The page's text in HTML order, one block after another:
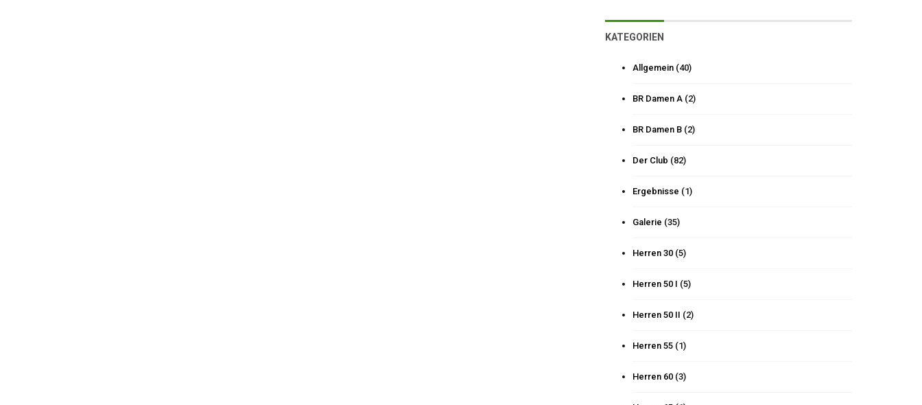
KATEGORIEN
Allgemein (40)
BR Damen A (2)
BR Damen B (2)
Der Club (82)
Ergebnisse (1)
Galerie (35)
Herren 30 (5)
Herren 50 I (5)
Herren 50 II (2)
Herren 55 (1)
Herren 60 (3)